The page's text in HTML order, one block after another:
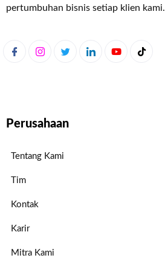
pertumbuhan bisnis setiap klien kami.
Perusahaan
Tentang Kami
Tim
Kontak
Karir
Mitra Kami